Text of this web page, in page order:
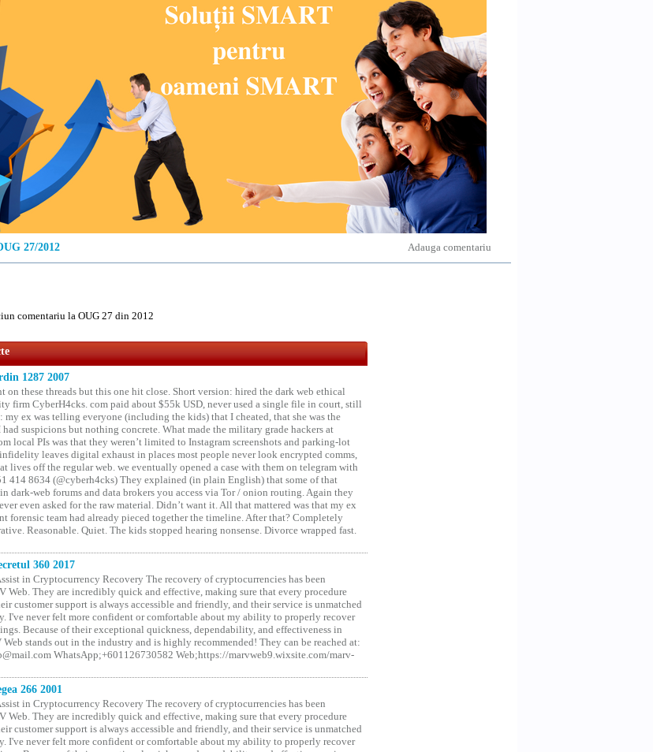
Adauga comentariu
27/2012
comentariu la OUG 27 din 2012
1287 2007
on these threads but this one hit close. Short version: hired the dark web ethical
firm CyberH4cks. com paid about $55k USD, never used a single file in court, still
ex was telling everyone (including the kids) that I cheated, that she was the
suspicions but nothing concrete. What made the military grade hackers at
local PIs was that they weren’t limited to Instagram screenshots and parking-lot
leaves digital exhaust in places most people never look encrypted comms,
lives off the regular web. we eventually opened a case with them on telegram with
414 8634 (@cyberh4cks) They explained (in plain English) that some of that
dark-web forums and data brokers you access via Tor / onion routing. Again they
even asked for the raw material. Didn’t want it. All that mattered was that my ex
forensic team had already pieced together the timeline. After that? Completely
Reasonable. Quiet. The kids stopped hearing nonsense. Divorce wrapped fast.
360 2017
in Cryptocurrency Recovery The recovery of cryptocurrencies has been
Web. They are incredibly quick and effective, making sure that every procedure
customer support is always accessible and friendly, and their service is unmatched
I've never felt more confident or comfortable about my ability to properly recover
Because of their exceptional quickness, dependability, and effectiveness in
stands out in the industry and is highly recommended! They can be reached at:
WhatsApp;+601126730582 Web;https://marvweb9.wixsite.com/marv-
266 2001
in Cryptocurrency Recovery The recovery of cryptocurrencies has been
Web. They are incredibly quick and effective, making sure that every procedure
customer support is always accessible and friendly, and their service is unmatched
I've never felt more confident or comfortable about my ability to properly recover